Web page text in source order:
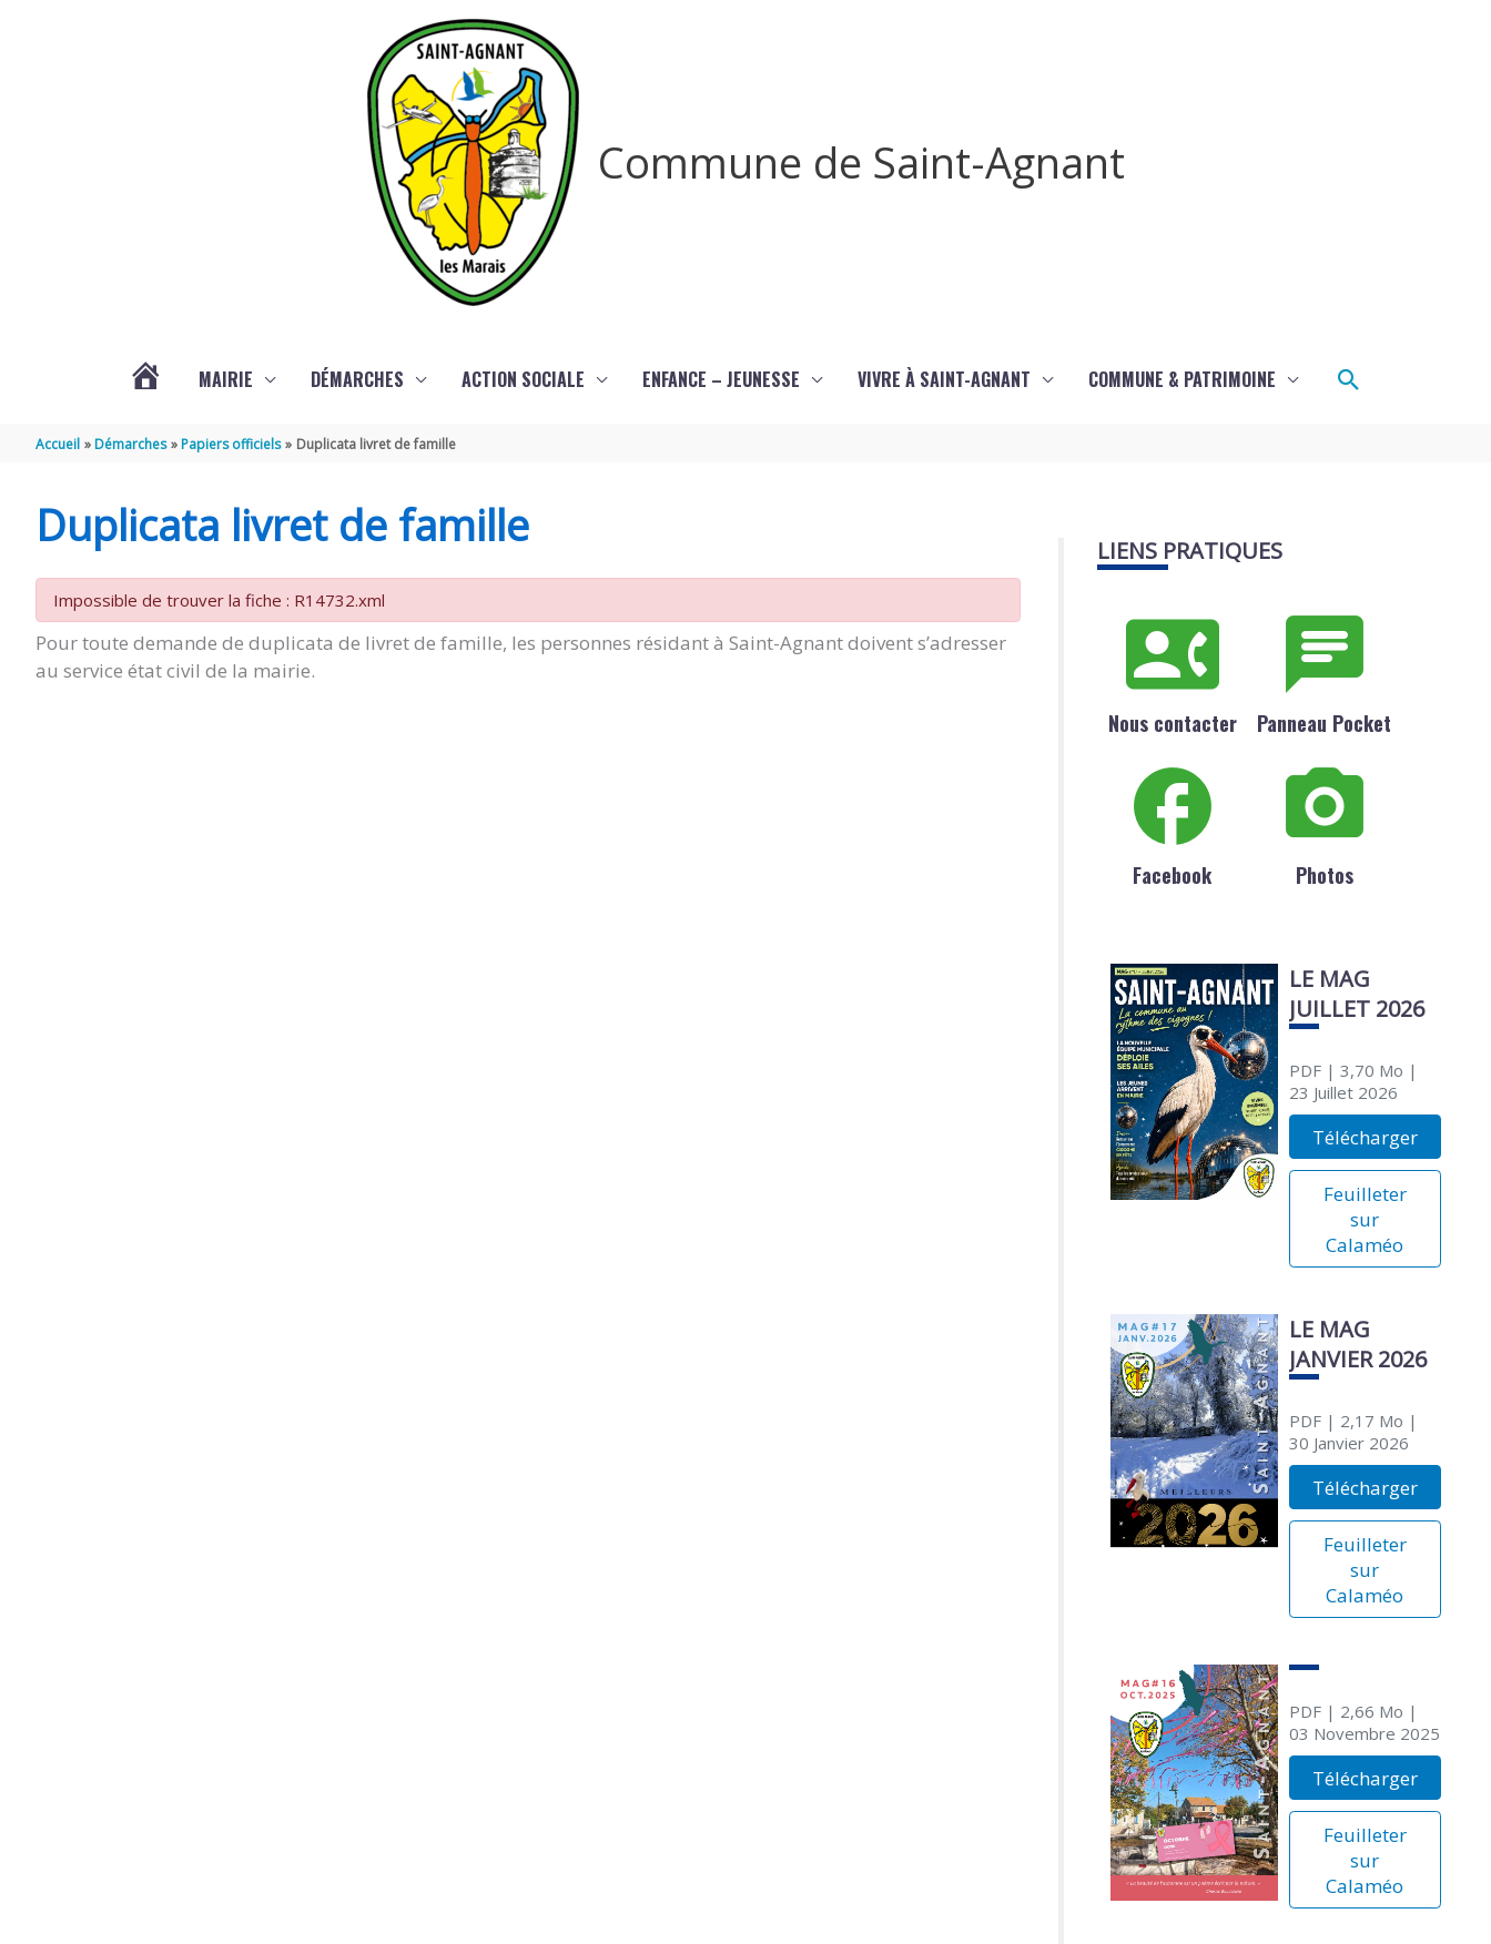
Commune de Saint-Agnant
AGNANT
MAIRIE DÉMARCHES ACTION SOCIALE ENFANCE – JEUNESSE VIVRE À SAINT-AGNANT COMMUNE & PATRIMOINE Rechercher
Accueil Démarches Papiers officiels Duplicata livret de famille
Duplicata livret de famille
Impossible de trouver la fiche : R14732.xml
Pour toute demande de duplicata de livret de famille, les personnes résidant à Saint-Agnant doivent s’adresser
au service état civil de la mairie.
LIENS PRATIQUES
Nous contacter Panneau Pocket
Facebook Photos
LE MAG
JUILLET 2026
PDF| 3,70 Mo |
23 Juillet 2026
Télécharger
Feuilleter
sur
Calaméo
LE MAG
JANVIER 2026
PDF| 2,17 Mo |
30 Janvier 2026
Télécharger
Feuilleter
sur
Calaméo
PDF| 2,66 Mo |
03 Novembre 2025
Télécharger
Feuilleter
sur
Calaméo